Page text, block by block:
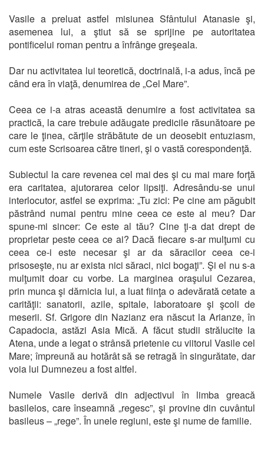
Vasile a preluat astfel misiunea Sfântului Atanasie şi,
asemenea lui, a ştiut să se sprijine pe autoritatea
pontificelui roman pentru a înfrânge greşeala.
Dar nu activitatea lui teoretică, doctrinală, i-a adus, încă pe
când era în viaţă, denumirea de „Cel Mare”.
Ceea ce i-a atras această denumire a fost activitatea sa
practică, la care trebuie adăugate predicile răsunătoare pe
care le ţinea, cărţile străbătute de un deosebit entuziasm,
cum este Scrisoarea către tineri, şi o vastă corespondenţă.
Subiectul la care revenea cel mai des şi cu mai mare forţă
era caritatea, ajutorarea celor lipsiţi. Adresându-se unui
interlocutor, astfel se exprima: „Tu zici: Pe cine am păgubit
păstrând numai pentru mine ceea ce este al meu? Dar
spune-mi sincer: Ce este al tău? Cine ţi-a dat drept de
proprietar peste ceea ce ai? Dacă fiecare s-ar mulţumi cu
ceea ce-i este necesar şi ar da săracilor ceea ce-i
prisoseşte, nu ar exista nici săraci, nici bogaţi”. Şi el nu s-a
mulţumit doar cu vorbe. La marginea oraşului Cezarea,
prin munca şi dărnicia lui, a luat fiinţa o adevărată cetate a
carităţii: sanatorii, azile, spitale, laboratoare şi şcoli de
meserii. Sf. Grigore din Nazianz era născut la Arianze, în
Capadocia, astăzi Asia Mică. A făcut studii strălucite la
Atena, unde a legat o strânsă prietenie cu viitorul Vasile cel
Mare; împreună au hotărât să se retragă în singurătate, dar
voia lui Dumnezeu a fost altfel.
Numele Vasile derivă din adjectivul în limba greacă
basileios, care înseamnă „regesc”, şi provine din cuvântul
basileus – „rege”. În unele regiuni, este şi nume de familie.